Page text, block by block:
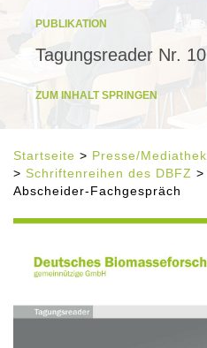
PUBLIKATION
Tagungsreader Nr. 10
ZUM INHALT SPRINGEN
Startseite > Presse/Mediathek
> Schriftenreihen des DBFZ >
Abscheider-Fachgespräch